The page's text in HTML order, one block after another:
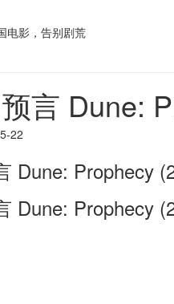
言 Dune:
22
Dune: Prophecy
Dune: Prophecy